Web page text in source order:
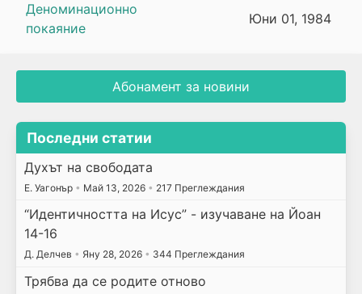
Деноминационно
покаяние
Юни 01, 1984
Абонамент за новини
Последни статии
Духът на свободата
E. Уагонър • Май 13, 2026 • 217 Преглеждания
“Идентичността на Исус” - изучаване на Йоан
14-16
Д. Делчев • Яну 28, 2026 • 344 Преглеждания
Трябва да се родите отново